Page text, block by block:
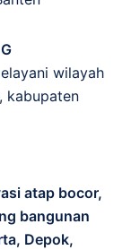
wilayah
kabupaten
atap bocor,
bangunan
Depok,